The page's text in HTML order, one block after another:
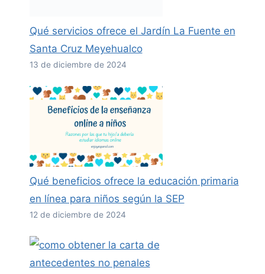
Qué servicios ofrece el Jardín La Fuente en
Santa Cruz Meyehualco
13 de diciembre de 2024
Qué beneficios ofrece la educación primaria
en línea para niños según la SEP
12 de diciembre de 2024